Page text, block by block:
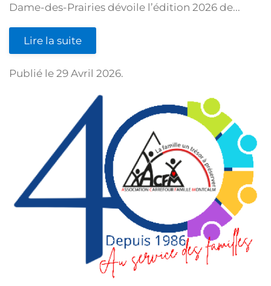
Dame-des-Prairies dévoile l’édition 2026 de...
Lire la suite
Publié le 29 Avril 2026.